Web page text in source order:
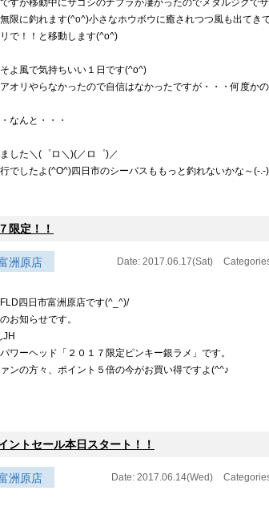
すが移動中にサゴシのナブラが凄かったのでメタルジグで
限に釣れます(^o^)小さなホウボウに癒されつつ風も出てき
で！！と移動します(^o^)
よ風で気持ちいい１日です(^o^)
オリやらなかったので自信はなかったですが・・・何度か
なんと・・・
した＼(゜ロ＼)(／ロ゜)／
でしたよ(^O^)四日市のシーバスももっと釣れないかな～(-.-)
限定！！
洲原店 Date: 2017.06.17(Sat)
四日市富洲原店です(^_^)/
お知らせです。
ワーヘッド「２０１７限定ピンキー銀ラメ」です。
ンの方々、ポイント５倍の今がお買い得ですよ(^^♪
ントセール本日スタート！！
洲原店 Date: 2017.06.14(Wed)